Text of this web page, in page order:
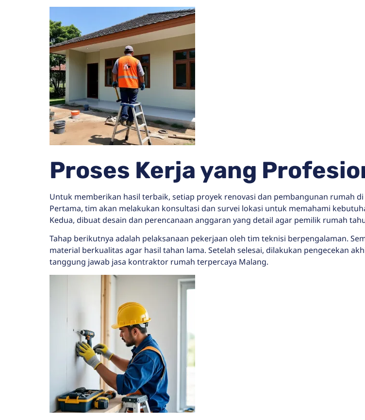
Proses Kerja yang
Untuk memberikan hasil terbaik, setiap proyek renovasi dan pembangunan rumah
Pertama, tim akan melakukan konsultasi dan survei lokasi untuk memahami
Kedua, dibuat desain dan perencanaan anggaran yang detail agar pemilik rumah
Tahap berikutnya adalah pelaksanaan pekerjaan oleh tim teknisi berpengalaman.
material berkualitas agar hasil tahan lama. Setelah selesai, dilakukan pengecekan
tanggung jawab jasa kontraktor rumah terpercaya Malang.